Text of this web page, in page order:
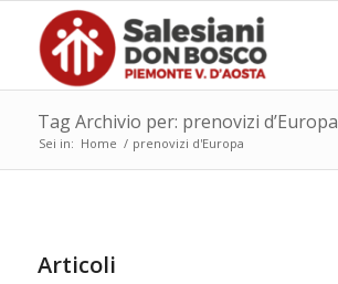
Tag Archivio per: prenovizi d’Europa
Sei in: Home / prenovizi d'Europa
Articoli